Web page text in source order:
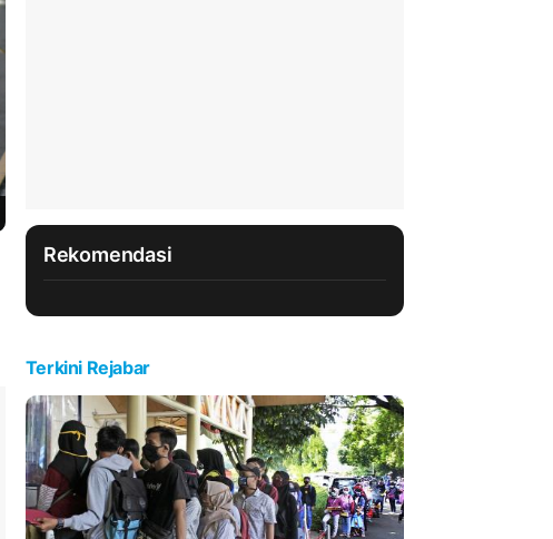
Rekomendasi
Terkini Rejabar